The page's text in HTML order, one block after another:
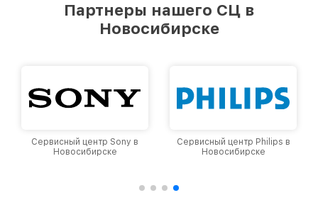
Партнеры нашего СЦ в
Новосибирске
Сервисный центр Sony в
Новосибирске
Сервисный центр Philips в
Новосибирске